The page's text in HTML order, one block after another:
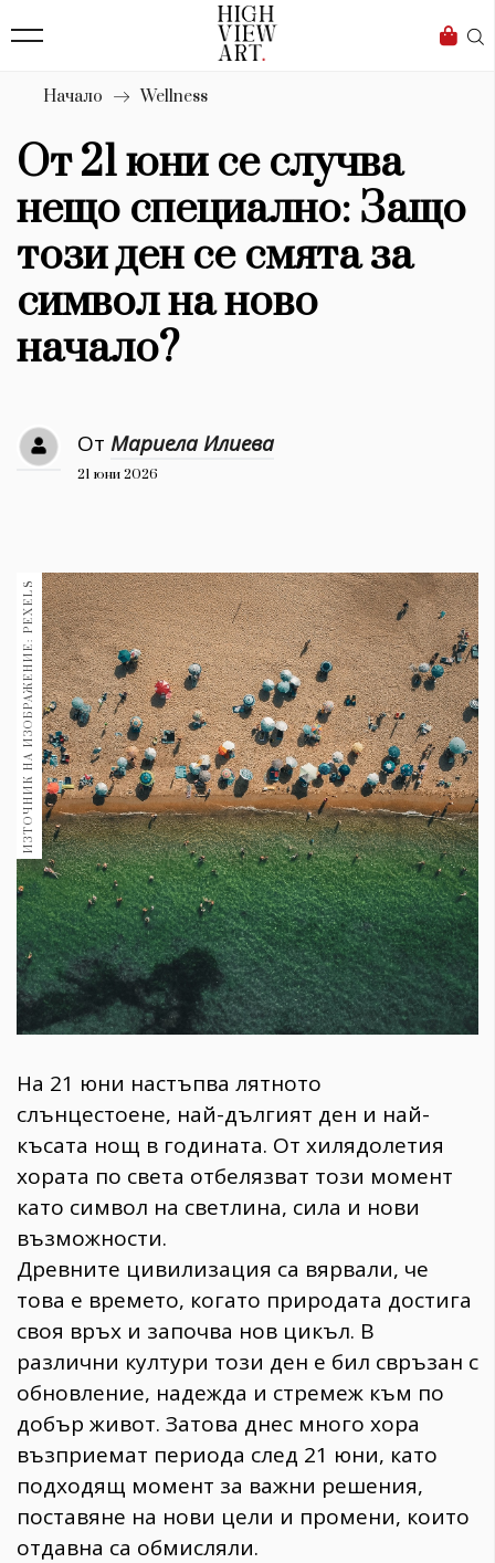
Бизнес
Мода
Dialogue
Изкуство
4339
Красота
777
Книги 1188
Гурме
Пътувай
237
Здраве 389
Gentlemen
382
Wellness
1816
ПОСЛЕДВАЙТЕ
НИ
Начало Wellness
От 21 юни се случва
нещо специално: Защо
този ден се смята за
символ на ново
начало?
От Мариела Илиева
21 юни 2026
ИЗТОЧНИК НА ИЗОБРАЖЕНИЕ: PEXELS
На 21 юни настъпва лятното
слънцестоене, най-дългият ден и най-
късата нощ в годината. От хилядолетия
хората по света отбелязват този момент
като символ на светлина, сила и нови
възможности.
Древните цивилизация са вярвали, че
това е времето, когато природата достига
своя връх и започва нов цикъл. В
различни култури този ден е бил свръзан с
обновление, надежда и стремеж към по
добър живот. Затова днес много хора
възприемат периода след 21 юни, като
подходящ момент за важни решения,
поставяне на нови цели и промени, които
отдавна са обмисляли.